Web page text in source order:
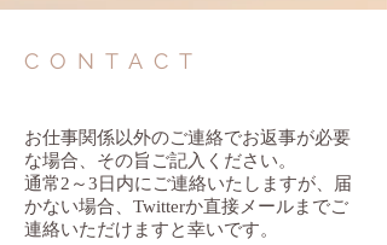
CONTACT
お仕事関係以外のご連絡でお返事が必要
な場合、その旨ご記入ください。
​通常2～3日内にご連絡いたしますが、届
かない場合、Twitterか直接メールまでご
連絡いただけますと幸いです。